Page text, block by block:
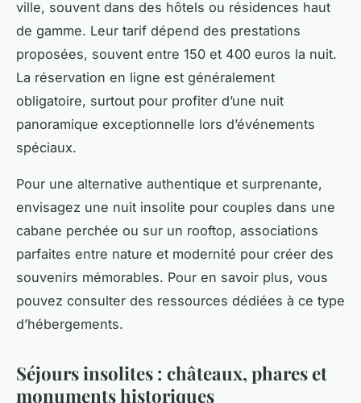
ville, souvent dans des hôtels ou résidences haut
de gamme. Leur tarif dépend des prestations
proposées, souvent entre 150 et 400 euros la nuit.
La réservation en ligne est généralement
obligatoire, surtout pour profiter d’une nuit
panoramique exceptionnelle lors d’événements
spéciaux.
Pour une alternative authentique et surprenante,
envisagez une nuit insolite pour couples dans une
cabane perchée ou sur un rooftop, associations
parfaites entre nature et modernité pour créer des
souvenirs mémorables. Pour en savoir plus, vous
pouvez consulter des ressources dédiées à ce type
d’hébergements.
Séjours insolites : châteaux, phares et
monuments historiques